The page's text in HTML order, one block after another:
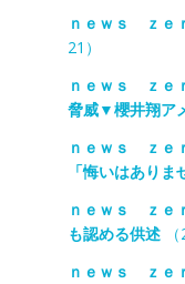
ｎｅｗｓ ｚｅ
21）
ｎｅｗｓ ｚｅ
脅威▼櫻井翔ア
ｎｅｗｓ ｚｅ
「悔いはありま
ｎｅｗｓ ｚｅ
も認める供述（
ｎｅｗｓ ｚｅ